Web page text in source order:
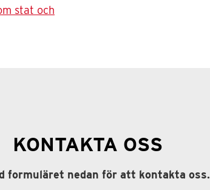
stat och
KONTAKTA OSS
formuläret nedan för att kontakta oss.